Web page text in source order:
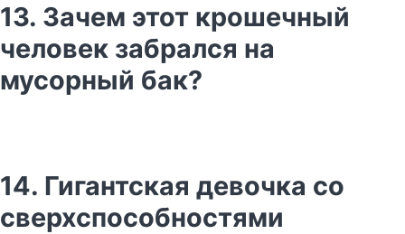
13. Зачем этот крошечный
человек забрался на
мусорный бак?
14. Гигантская девочка со
сверхспособностями